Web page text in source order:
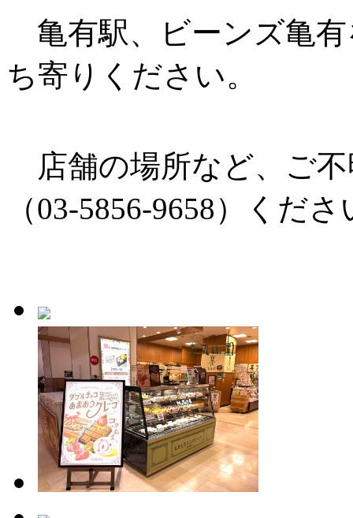
亀有駅、ビーンズ亀
ち寄りください。
店舗の場所など、ご
（03-5856-9658）くだ